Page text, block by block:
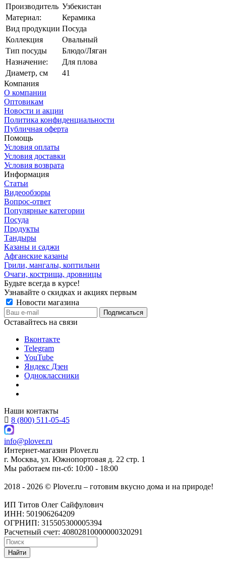
Производитель Узбекистан
Материал:
Керамика
Вид продукции Посуда
Коллекция
Овальный
Тип посуды
Блюдо/Ляган
Назначение:
Для плова
Диаметр, см
41
Компания
О компании
Оптовикам
Новости и акции
Политика конфиденциальности
Публичная оферта
Помощь
Условия оплаты
Условия доставки
Условия возврата
Информация
Статьи
Видеообзоры
Вопрос-ответ
Популярные категории
Посуда
Продукты
Тандыры
Казаны и саджи
Афганские казаны
Грили, мангалы, коптильни
Очаги, кострища, дровницы
Будьте всегда в курсе!
Узнавайте о скидках и акциях первым
Новости магазина
Оставайтесь на связи
Вконтакте
Telegram
YouTube
Яндекс Дзен
Одноклассники
Наши контакты
8 (800) 511-05-45
info@plover.ru
Интернет-магазин Plover.ru
г. Москва, ул. Южнопортовая д. 22 стр. 1
Мы работаем пн-сб: 10:00 - 18:00
2018 - 2026 © Plover.ru – готовим вкусно дома и на природе!
ИП Титов Олег Сайфулович
ИНН: 501906264209
ОГРНИП: 315505300005394
Расчетный счет: 40802810000000320291
Найти